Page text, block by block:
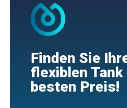
Finden Sie
flexiblen Tank
besten Preis!